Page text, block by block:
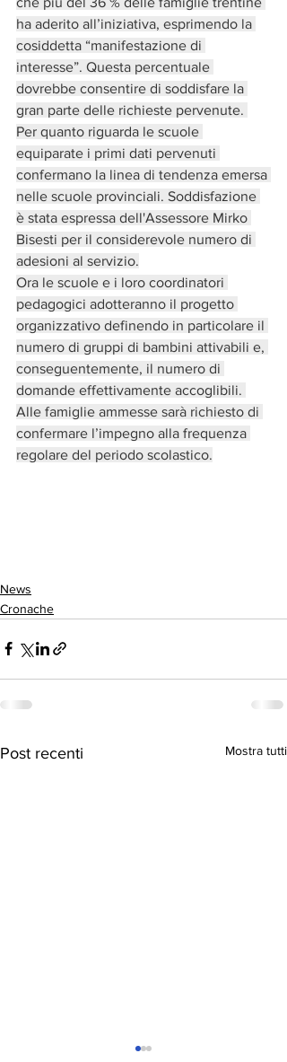
ha aderito all’iniziativa, esprimendo la
cosiddetta “manifestazione di
interesse”. Questa percentuale
dovrebbe consentire di soddisfare la
gran parte delle richieste pervenute.
Per quanto riguarda le scuole
equiparate i primi dati pervenuti
confermano la linea di tendenza emersa
nelle scuole provinciali. Soddisfazione
è stata espressa dell'Assessore Mirko
Bisesti per il considerevole numero di
adesioni al servizio.
Ora le scuole e i loro coordinatori
pedagogici adotteranno il progetto
organizzativo definendo in particolare il
numero di gruppi di bambini attivabili e,
conseguentemente, il numero di
domande effettivamente accoglibili.
Alle famiglie ammesse sarà richiesto di
confermare l’impegno alla frequenza
regolare del periodo scolastico.
News
Cronache
Post recenti Mostra tutti